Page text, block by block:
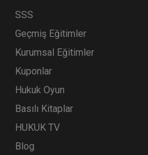
SSS
Geçmiş Eğitimler
Kurumsal Eğitimler
Kuponlar
Hukuk Oyun
Basılı Kitaplar
HUKUK TV
Blog